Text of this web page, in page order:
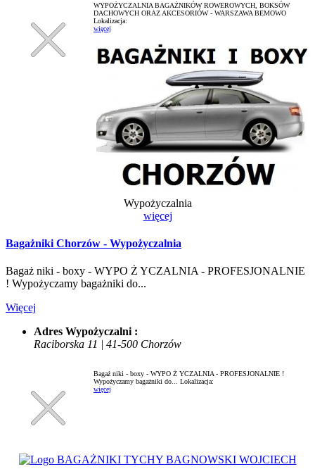
WYPOŻYCZALNIA BAGAŻNIKÓW ROWEROWYCH, BOKSÓW
DACHOWYCH ORAZ AKCESORIÓW - WARSZAWA BEMOWO
Lokalizacja:
więcej
Wypożyczalnia
więcej
Bagażniki Chorzów - Wypożyczalnia
Bagaż niki - boxy - WYPO Ż YCZALNIA - PROFESJONALNIE
! Wypożyczamy bagażniki do...
Więcej
Adres Wypożyczalni :
Raciborska 11 | 41-500 Chorzów
Bagaż niki - boxy - WYPO Ż YCZALNIA - PROFESJONALNIE !
Wypożyczamy bagażniki do... Lokalizacja:
więcej